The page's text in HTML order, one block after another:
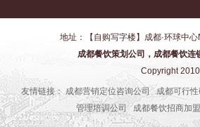
地址：【自购写字楼】成都·环球中
成都餐饮策划公司，成都餐饮连
Copyright
友情链接： 成都营销定位咨询公司 成都可行
管理培训公司
成都餐饮招商加